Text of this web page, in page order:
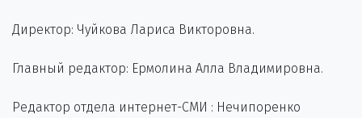
Директор: Чуйкова Лариса Викторовна.
Главный редактор: Ермолина Алла Владимировна.
Редактор отдела интернет-СМИ : Нечипоренко